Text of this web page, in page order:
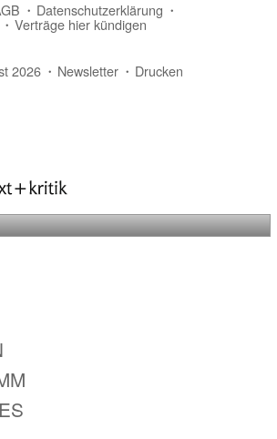
Datenschutzerklärung
Verträge hier kündigen
2026 Newsletter Drucken